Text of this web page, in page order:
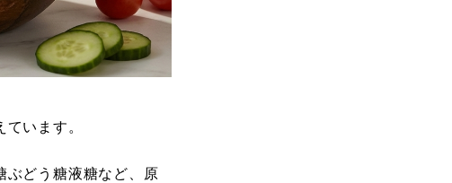
います。
ぶどう糖液糖など、原